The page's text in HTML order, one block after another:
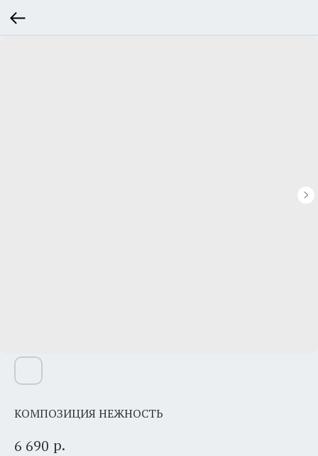
КОМПОЗИЦИЯ НЕЖНОСТЬ
6 690 р.